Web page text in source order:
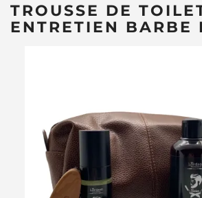
TROUSSE DE
ENTRETIEN BARBE